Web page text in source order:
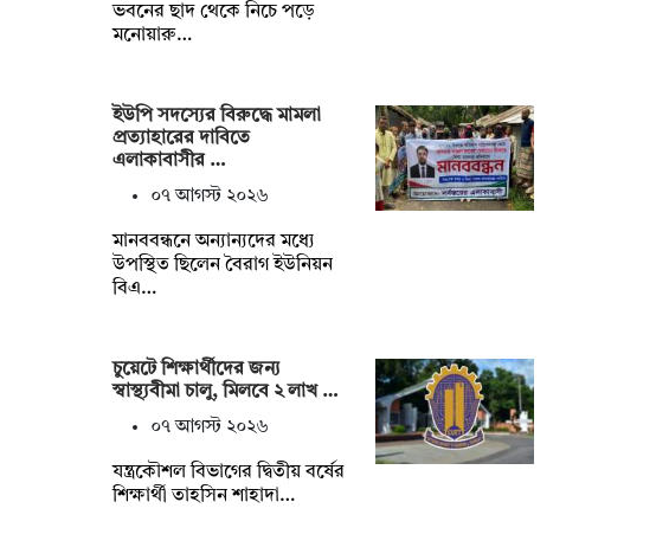
ভবনের ছাদ থেকে নিচে পড়ে
মনোয়ারু…
ইউপি সদস্যের বিরুদ্ধে মামলা
প্রত্যাহারের দাবিতে
এলাকাবাসীর …
০৭ আগস্ট ২০২৬
মানববন্ধনে অন্যান্যদের মধ্যে
উপস্থিত ছিলেন বৈরাগ ইউনিয়ন
বিএ…
চুয়েটে শিক্ষার্থীদের জন্য
স্বাস্থ্যবীমা চালু, মিলবে ২ লাখ …
০৭ আগস্ট ২০২৬
যন্ত্রকৌশল বিভাগের দ্বিতীয় বর্ষের
শিক্ষার্থী তাহসিন শাহাদা…